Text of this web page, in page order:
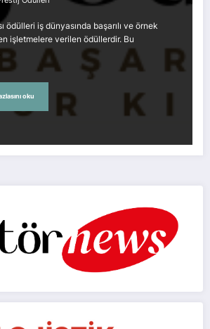
ödülleri iş dünyasında başarılı ve örnek
işletmelere verilen ödüllerdir. Bu
oku